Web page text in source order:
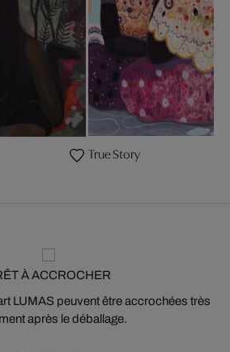
True Story
À ACCROCHER
LUMAS peuvent être accrochées très
après le déballage.